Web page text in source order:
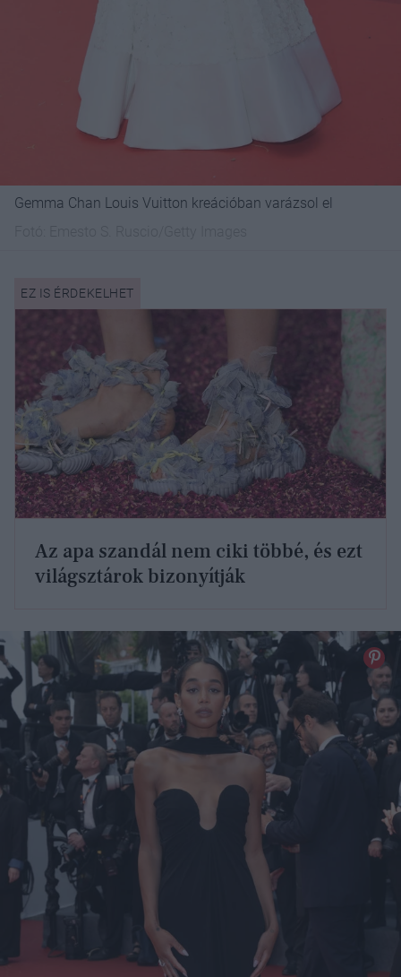
Gemma Chan Louis Vuitton kreációban varázsol el
Az apa szandál nem ciki többé, és ezt
világsztárok bizonyítják